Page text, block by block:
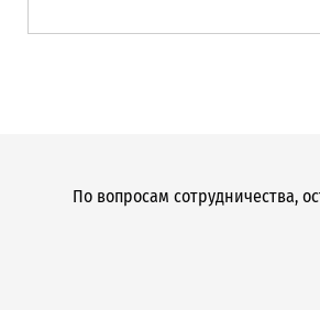
По вопросам сотрудничества,